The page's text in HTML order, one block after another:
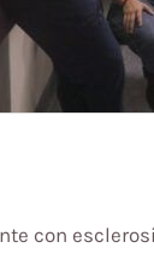
con